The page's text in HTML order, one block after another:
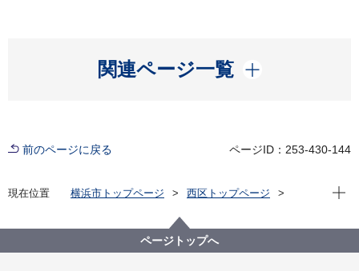
関連ページ一覧
開く
前のページに戻る ページID：253-430-144
現在位置 横浜市トップページ
西区トップページ
にしく通信！６月２日 Music Terrace Open Day 2025
現在
ページトップへ